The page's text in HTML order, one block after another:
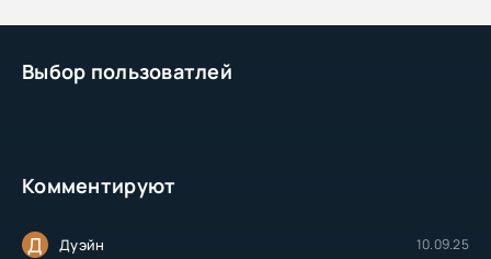
Выбор пользоватлей
Комментируют
Д Дуэйн 10.09.25